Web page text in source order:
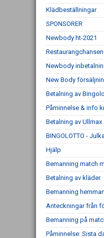
Klädbeställningar
SPONSORER
Newbody ht-2021
Restaurangchansen
Newbody
New Body
Betalning av
Påminnelse & info
Betalning av Ullmax
BINGOLOTTO -
Hjälp
Bemanning match
Betalning av kläder
Bemanning
Anteckningar från
Bemanning på
Påminnelse: Sista